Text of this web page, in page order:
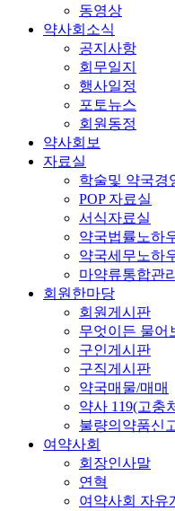
동영상
약사회소식
공지사항
회무일지
행사일정
포토뉴스
회원동정
약사회보
자료실
학술및 약국경
POP 자료실
서식자료실
약국법률노하
약국세무노하
마약류통합관
회원한마당
회원게시판
무엇이든 물어
구인게시판
구직게시판
약국매물/매매
약사 119(고충
불량의약품신
여약사회
회장인사말
연혁
여약사회 자유